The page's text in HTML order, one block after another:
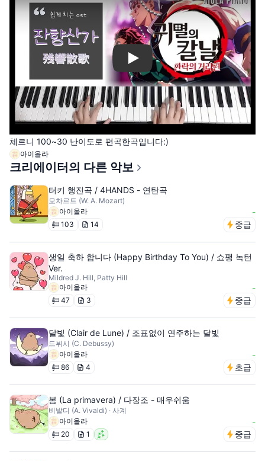
Play
체르니 100~30 난이도로 편곡한곡입니다:)
아이올라
크리에이터의 다른 악보
터키 행진곡 / 4HANDS - 연탄곡
모차르트 (W. A. Mozart)
아이올라
-
103 14 중급
생일 축하 합니다 (Happy Birthday To You) / 쇼팽 녹턴
Ver.
Mildred J. Hill, Patty Hill
아이올라
-
47 3 중급
달빛 (Clair de Lune) / 조표없이 연주하는 달빛
드뷔시 (C. Debussy)
아이올라
-
86 4 초급
봄 (La primavera) / 다장조 - 매우쉬움
비발디 (A. Vivaldi) · 사계
아이올라
-
20 1 중급